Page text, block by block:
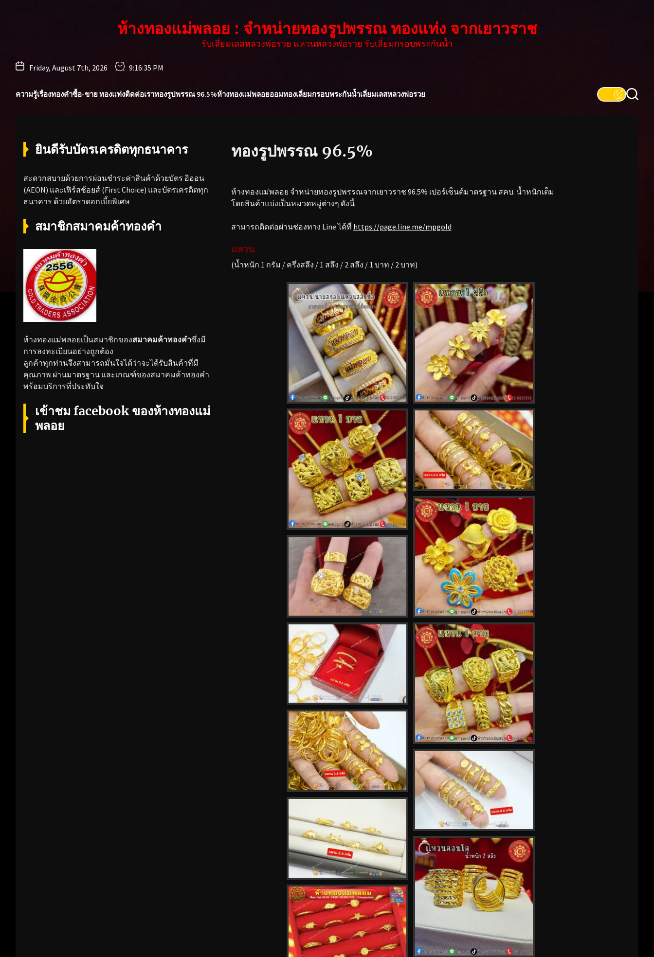
ห้างทองแม่พลอย : จำหน่ายทองรูปพรรณ ทองแท่ง จากเยาวราช
รับเลี่ยมเลสหลวงพ่อรวย แหวนหลวงพ่อรวย รับเลี่ยมกรอบพระกันน้ำ
Friday, August 7th, 2026 9:16:37 PM
ความรู้เรื่องทองคำซื้อ-ขาย ทองแท่งติดต่อเราทองรูปพรรณ 96.5%ห้างทองแม่พลอยออมทองเลี่ยมกรอบพระกันน้ำเลี่ยมเลสหลวงพ่อรวย
ทองรูปพรรณ 96.5%
ห้างทองแม่พลอย จำหน่ายทองรูปพรรณจากเยาวราช 96.5% เปอร์เซ็นต์มาตรฐาน สคบ. น้ำหนักเต็ม
โดยสินค้าแบ่งเป็นหมวดหมู่ต่างๆ ดังนี้
สามารถติดต่อผ่านช่องทาง Line ได้ที่ https://page.line.me/mpgold
แหวน
(น้ำหนัก 1 กรัม / ครึ่งสลึง / 1 สลึง / 2 สลึง / 1 บาท / 2 บาท)
ยินดีรับบัตรเครดิตทุกธนาคาร
สะดวกสบายด้วยการผ่อนชำระค่าสินค้าด้วยบัตร อิออน
(AEON) และเฟิร์สช้อยส์ (First Choice) และบัตรเครดิตทุก
ธนาคาร ด้วยอัตราดอกเบี้ยพิเศษ
สมาชิกสมาคมค้าทองคำ
ห้างทองแม่พลอยเป็นสมาชิกของสมาคมค้าทองคำซึ่งมี
การลงทะเบียนอย่างถูกต้อง
ลูกค้าทุกท่านจึงสามารถมั่นใจได้ว่าจะได้รับสินค้าที่มี
คุณภาพ ผ่านมาตรฐาน และเกณฑ์ของสมาคมค้าทองคำ
พร้อมบริการที่ประทับใจ
เข้าชม facebook ของห้างทองแม่
พลอย